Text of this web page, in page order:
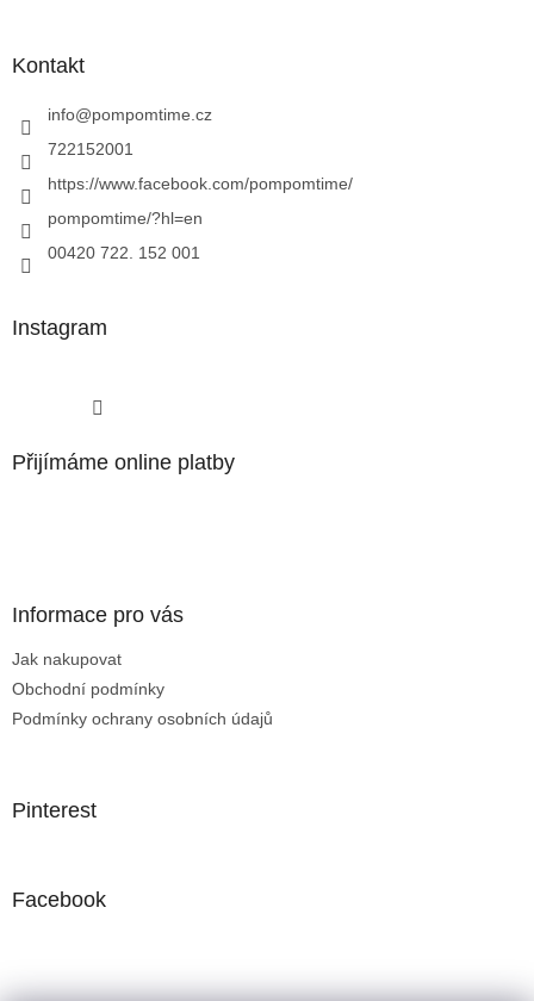
Kontakt
info@pompomtime.cz
722152001
https://www.facebook.com/pompomtime/
pompomtime/?hl=en
00420 722. 152 001
Instagram
Přijímáme online platby
Informace pro vás
Jak nakupovat
Obchodní podmínky
Podmínky ochrany osobních údajů
Pinterest
Facebook